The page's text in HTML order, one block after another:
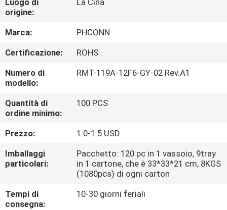
NOI
GIRO
DELLA
FABBRICA
CONTROLLO
DI
QUALITÀ
CONTATTICI
Luogo di
origine:
La Cina
Marca:
PHCONN
Certificazione:
ROHS
Numero di
modello:
RMT-119A-12F6-GY-02 Rev.A1
Quantità di
ordine minimo:
100 PCS
Prezzo:
1.0-1.5 USD
Imballaggi
particolari:
Pacchetto: 120 pc in 1 vassoio, 9tray
in 1 cartone, che è 33*33*21 cm, 8KGS
(1080pcs) di ogni carton
Tempi di
consegna:
10-30 giorni feriali